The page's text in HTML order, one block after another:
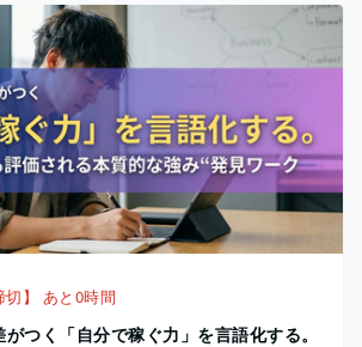
切】 あと0時間
がつく「自分で稼ぐ力」を言語化する。